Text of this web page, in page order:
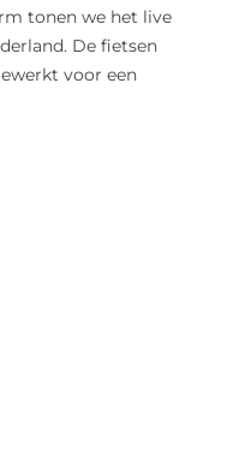
tonen we het live
De fietsen
voor een